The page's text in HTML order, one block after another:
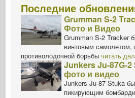
Последние
Grumman S-2
Фото и Видео
Grumman S-2 Tracker
винтовым самолетом,
противолодочной борьбы читать
Junkers Ju-87G-2
фото и видео
Junkers Ju-87 Stuka
пикирующим